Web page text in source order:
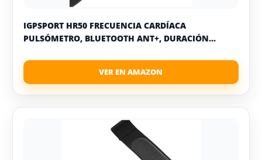
IGPSPORT HR50 FRECUENCIA CARDÍACA
PULSÓMETRO, BLUETOOTH ANT+, DURACIÓN...